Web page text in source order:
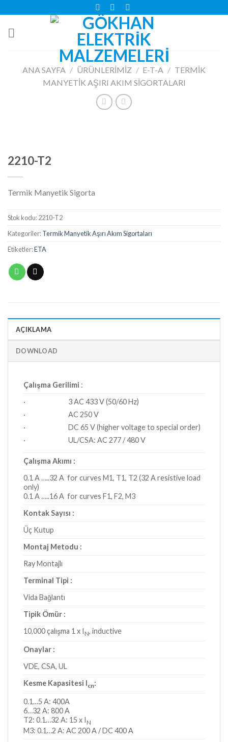
content
ANA SAYFA / ÜRÜNLERIMIZ / E-T-A / TERMIK
MANYETIK AŞIRI AKIM SIGORTALARI
2210-T2
Termik Manyetik Sigorta
Stok kodu:2210-T2
Kategoriler:Termik Manyetik Aşırı Akım Sigortaları
Etiketler:ETA
AÇIKLAMA
DOWNLOAD
Çalışma Gerilimi :
· 3 AC 433 V (50/60 Hz)
· AC 250 V
· DC 65 V (higher voltage to special order)
· UL/CSA: AC 277 / 480 V
Çalışma Akımı :
0.1 A …..32 A for curves M1, T1, T2 (32 A resistive load
only)
0.1 A …..16 A for curves F1, F2, M3
Kontak Sayısı :
Üç Kutup
Montaj Metodu :
Ray Montajlı
Terminal Tipi :
Vida Bağlantı
Tipik Ömür :
10,000 çalışma 1 x I N, inductive
Onaylar :
VDE, CSA, UL
Kesme Kapasitesi Icn:
0.1…5 A: 400A
6…32 A: 800 A
T2: 0.1…32 A: 15 x I N
M3: 0.1…2 A: AC 200 A / DC 400 A